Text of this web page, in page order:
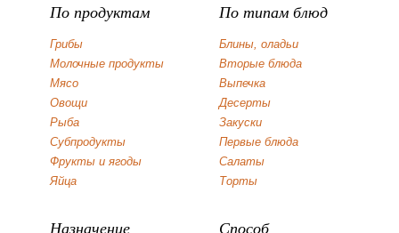
По продуктам
Грибы
Молочные продукты
Мясо
Овощи
Рыба
Субпродукты
Фрукты и ягоды
Яйца
По типам блюд
Блины, оладьи
Вторые блюда
Выпечка
Десерты
Закуски
Первые блюда
Салаты
Торты
Назначение Способ